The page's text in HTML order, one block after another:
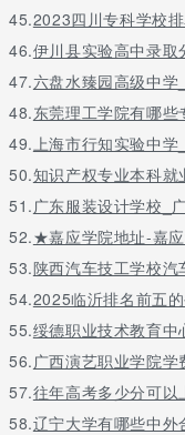
(履历表简直要闪瞎人眼)
文科状元：南宁二中 韩
11. 重庆状元
(王俊凯成绩引关注)
理科状元：杨馥伟，重
文科状元：刘之铭，重
12. 黑龙江状元
(都出自同一所学校)
黑龙江省高考文理最高
分
文科状元：李雨佳，
祝他早点选到自己心仪
45.2023四川专科学校
46.伊川县实验高中录
47.六盘水臻园高级中学
48.东莞理工学院有哪些
49.上海市行知实验中学
50.知识产权专业本科就
51.广东服装设计学校_
52.★嘉应学院地址-嘉
53.陕西汽车技工学校
54.2025临沂排名前五
55.绥德职业技术教育
56.广西演艺职业学院
57.往年高考多少分可
58.辽宁大学有哪些中